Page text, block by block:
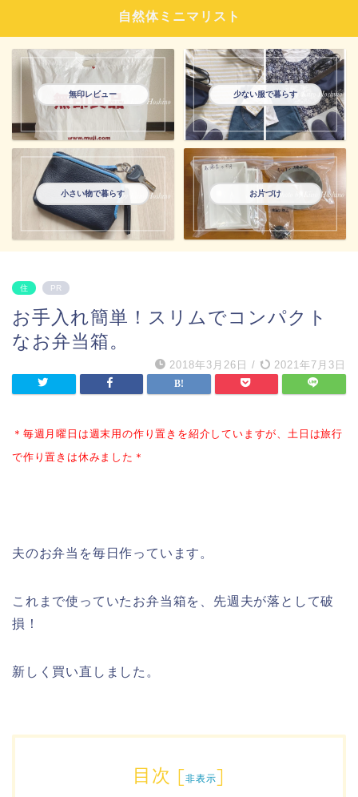
自然体ミニマリスト
無印レビュー 少ない服で暮らす
小さい物で暮らす お片づけ
住 PR
お手入れ簡単！スリムでコンパクト
なお弁当箱。
2018年3月26日 / 2021年7月3日
＊毎週月曜日は週末用の作り置きを紹介していますが、土日は旅行
で作り置きは休みました＊
夫のお弁当を毎日作っています。
これまで使っていたお弁当箱を、先週夫が落として破
損！
新しく買い直しました。
目次 [非表示]